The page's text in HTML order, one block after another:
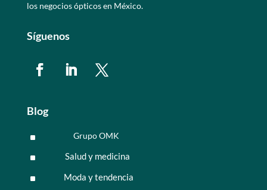
los negocios ópticos en México.
Síguenos
Blog
^ Grupo OMK
^ Salud y medicina
^ Moda y tendencia